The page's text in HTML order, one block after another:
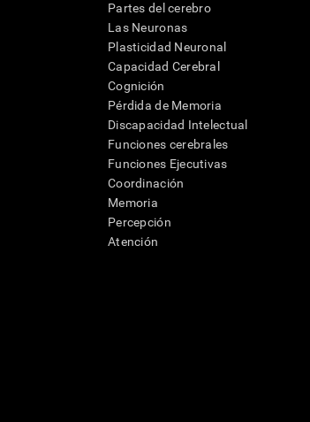
Partes del cerebro
Las Neuronas
Plasticidad Neuronal
Capacidad Cerebral
Cognición
Pérdida de Memoria
Discapacidad Intelectual
Funciones cerebrales
Funciones Ejecutivas
Coordinación
Memoria
Percepción
Atención